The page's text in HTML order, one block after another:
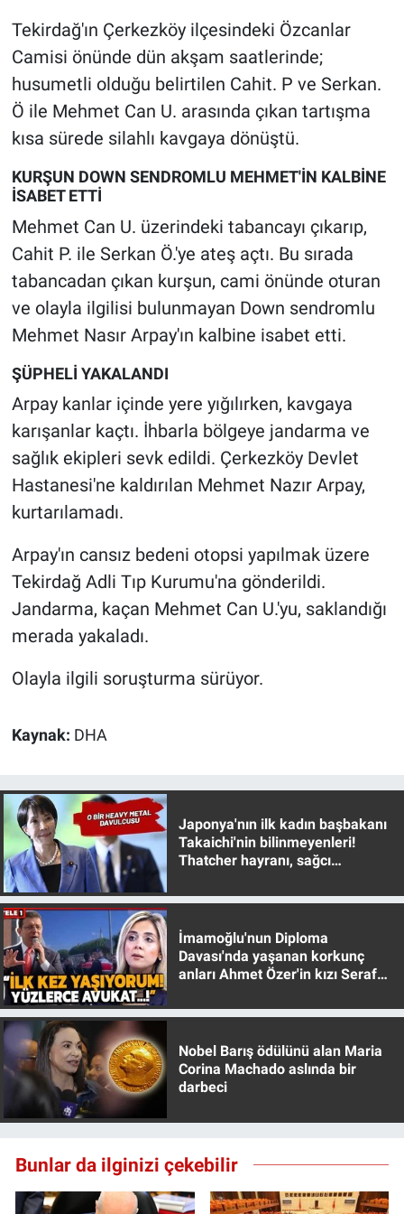
Tekirdağ'ın Çerkezköy ilçesindeki Özcanlar
Camisi önünde dün akşam saatlerinde;
husumetli olduğu belirtilen Cahit. P ve Serkan.
Ö ile Mehmet Can U. arasında çıkan tartışma
kısa sürede silahlı kavgaya dönüştü.
KURŞUN DOWN SENDROMLU MEHMET'İN KALBİNE
İSABET ETTİ
Mehmet Can U. üzerindeki tabancayı çıkarıp,
Cahit P. ile Serkan Ö.'ye ateş açtı. Bu sırada
tabancadan çıkan kurşun, cami önünde oturan
ve olayla ilgilisi bulunmayan Down sendromlu
Mehmet Nasır Arpay'ın kalbine isabet etti.
ŞÜPHELİ YAKALANDI
Arpay kanlar içinde yere yığılırken, kavgaya
karışanlar kaçtı. İhbarla bölgeye jandarma ve
sağlık ekipleri sevk edildi. Çerkezköy Devlet
Hastanesi'ne kaldırılan Mehmet Nazır Arpay,
kurtarılamadı.
Arpay'ın cansız bedeni otopsi yapılmak üzere
Tekirdağ Adli Tıp Kurumu'na gönderildi.
Jandarma, kaçan Mehmet Can U.'yu, saklandığı
merada yakaladı.
Olayla ilgili soruşturma sürüyor.
Kaynak: DHA
Japonya'nın ilk kadın başbakanı
Takaichi'nin bilinmeyenleri!
Thatcher hayranı, sağcı
İmamoğlu'nun Diploma
Davası'nda yaşanan korkunç
anları Ahmet Özer'in kızı Seraf
Nobel Barış ödülünü alan Maria
Corina Machado aslında bir
darbeci
Bunlar da ilginizi çekebilir
Gündem Özel
Günün görüntüsü
Haber
İlan
Kimdir
Koronavirüs
Kültür Sanat
Ne demişti
Nedir
Popüler
Programlar
Sağlık
Spor
Teknoloji
Türkiye'nin Geleceği
Türkiye'nin Gündemi
Yerel Yaşam
Canlı Yayın